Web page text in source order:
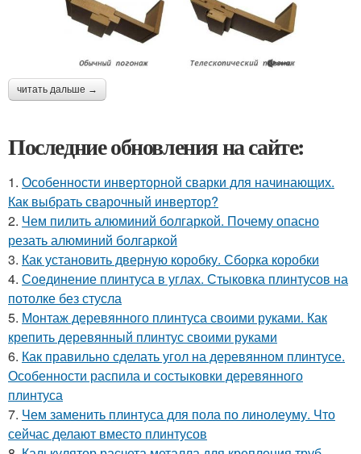
читать дальше →
Последние обновления на сайте:
1. Особенности инверторной сварки для начинающих.
Как выбрать сварочный инвертор?
2. Чем пилить алюминий болгаркой. Почему опасно
резать алюминий болгаркой
3. Как установить дверную коробку. Сборка коробки
4. Соединение плинтуса в углах. Стыковка плинтусов на
потолке без стусла
5. Монтаж деревянного плинтуса своими руками. Как
крепить деревянный плинтус своими руками
6. Как правильно сделать угол на деревянном плинтусе.
Особенности распила и состыковки деревянного
плинтуса
7. Чем заменить плинтуса для пола по линолеуму. Что
сейчас делают вместо плинтусов